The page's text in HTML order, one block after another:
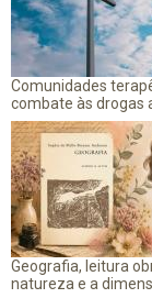
Comunidades
combate às drogas
Geografia, leitura
natureza e a